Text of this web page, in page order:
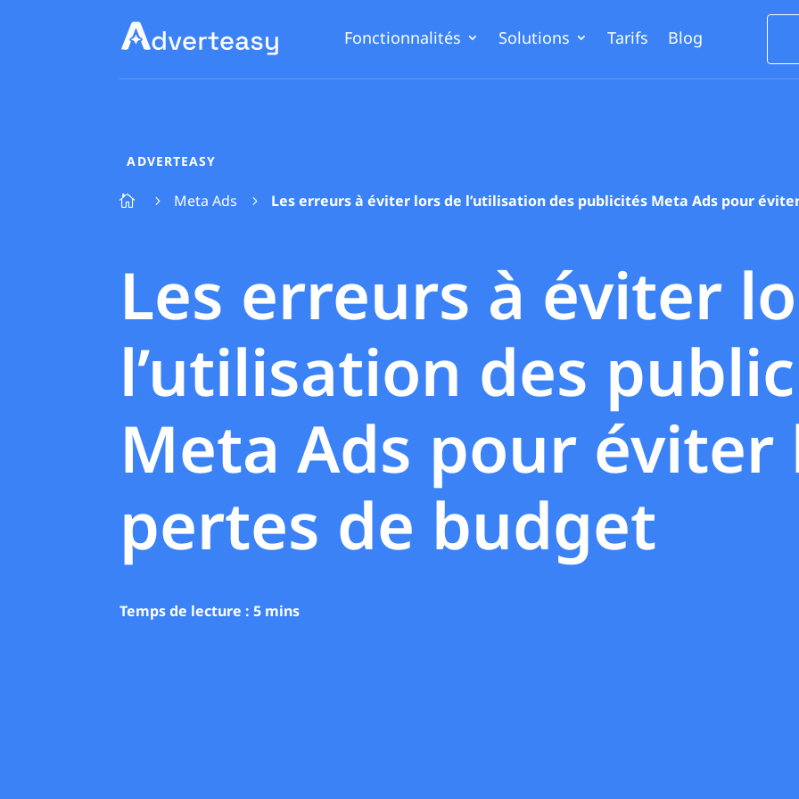
Fonctionnalités Solutions Tarifs Blog
ADVERTEASY
 5 Meta Ads 5 Les erreurs à éviter lors de l’utilisation des publicités Meta Ads pour
Les erreurs à éviter
l’utilisation des
Meta Ads pour éviter
pertes de budget